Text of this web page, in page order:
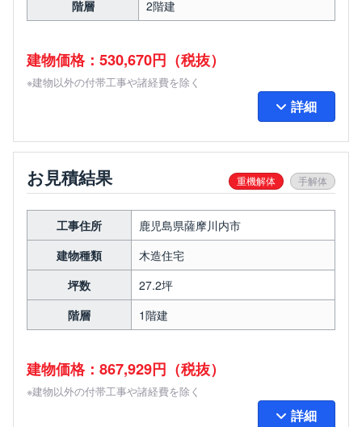
階層 2階建
建物価格：530,670円（税抜）
※建物以外の付帯工事や諸経費を除く
詳細
お見積結果 重機解体 手解体
工事住所
鹿児島県薩摩川内市
建物種類
木造住宅
坪数
27.2坪
階層
1階建
建物価格：867,929円（税抜）
※建物以外の付帯工事や諸経費を除く
詳細